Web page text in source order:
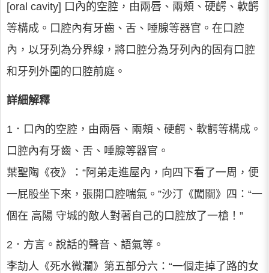
[oral cavity] 口內的空腔，由兩唇、兩頰、硬齶、軟齶
等構成。口腔內有牙齒、舌、唾腺等器官。在口腔
內，以牙列為分界線，將口腔分為牙列內的固有口腔
和牙列外圍的口腔前庭。
詳細解釋
1．口內的空腔，由兩唇、兩頰、硬齶、軟齶等構成。
口腔內有牙齒、舌、唾腺等器官。
葉聖陶《夜》：“阿弟走進屋內，向四下看了一周，便
一屁股坐下來，張開口腔喘氣。”沙汀《闖關》四：“一
個在 高陽 守城的敵人對著自己的口腔放了一槍！”
2．方言。說話的聲音、語氣等。
李劼人《死水微瀾》第五部分六：“一個走掉了路的女